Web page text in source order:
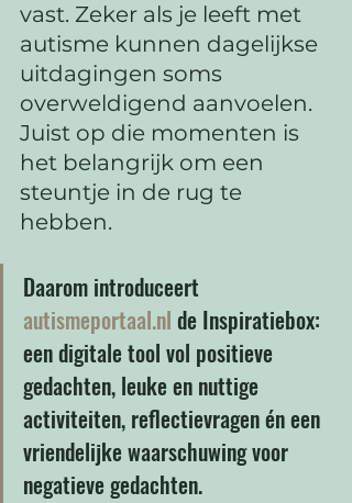
vast. Zeker als je leeft met
autisme kunnen dagelijkse
uitdagingen soms
overweldigend aanvoelen.
Juist op die momenten is
het belangrijk om een
steuntje in de rug te
hebben.
Daarom introduceert
autismeportaal.nl de Inspiratiebox:
een digitale tool vol positieve
gedachten, leuke en nuttige
activiteiten, reflectievragen én een
vriendelijke waarschuwing voor
negatieve gedachten.